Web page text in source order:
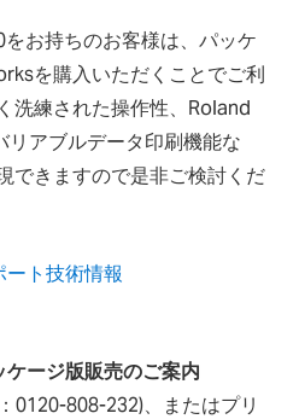
お持ちのお客様は、パッケ
を購入いただくことでご利
洗練された操作性、Roland
アブルデータ印刷機能な
できますので是非ご検討くだ
ト技術情報
ージ版販売のご案内
0120-808-232)、またはプリ